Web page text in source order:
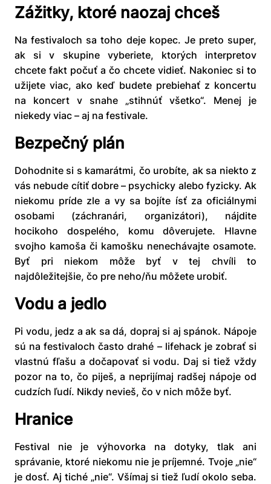
Zážitky, ktoré naozaj chceš
Na festivaloch sa toho deje kopec. Je preto super,
ak si v skupine vyberiete, ktorých interpretov
chcete fakt počuť a čo chcete vidieť. Nakoniec si to
užijete viac, ako keď budete prebiehať z koncertu
na koncert v snahe „stihnúť všetko“. Menej je
niekedy viac – aj na festivale.
Bezpečný plán
Dohodnite si s kamarátmi, čo urobíte, ak sa niekto z
vás nebude cítiť dobre – psychicky alebo fyzicky. Ak
niekomu príde zle a vy sa bojíte ísť za oficiálnymi
osobami (záchranári, organizátori), nájdite
hocikoho dospelého, komu dôverujete. Hlavne
svojho kamoša či kamošku nenechávajte osamote.
Byť pri niekom môže byť v tej chvíli to
najdôležitejšie, čo pre neho/ňu môžete urobiť.
Vodu a jedlo
Pi vodu, jedz a ak sa dá, dopraj si aj spánok. Nápoje
sú na festivaloch často drahé – lifehack je zobrať si
vlastnú fľašu a dočapovať si vodu. Daj si tiež vždy
pozor na to, čo piješ, a neprijímaj radšej nápoje od
cudzích ľudí. Nikdy nevieš, čo v nich môže byť.
Hranice
Festival nie je výhovorka na dotyky, tlak ani
správanie, ktoré niekomu nie je príjemné. Tvoje „nie“
je dosť. Aj tiché „nie“. Všímaj si tiež ľudí okolo seba.